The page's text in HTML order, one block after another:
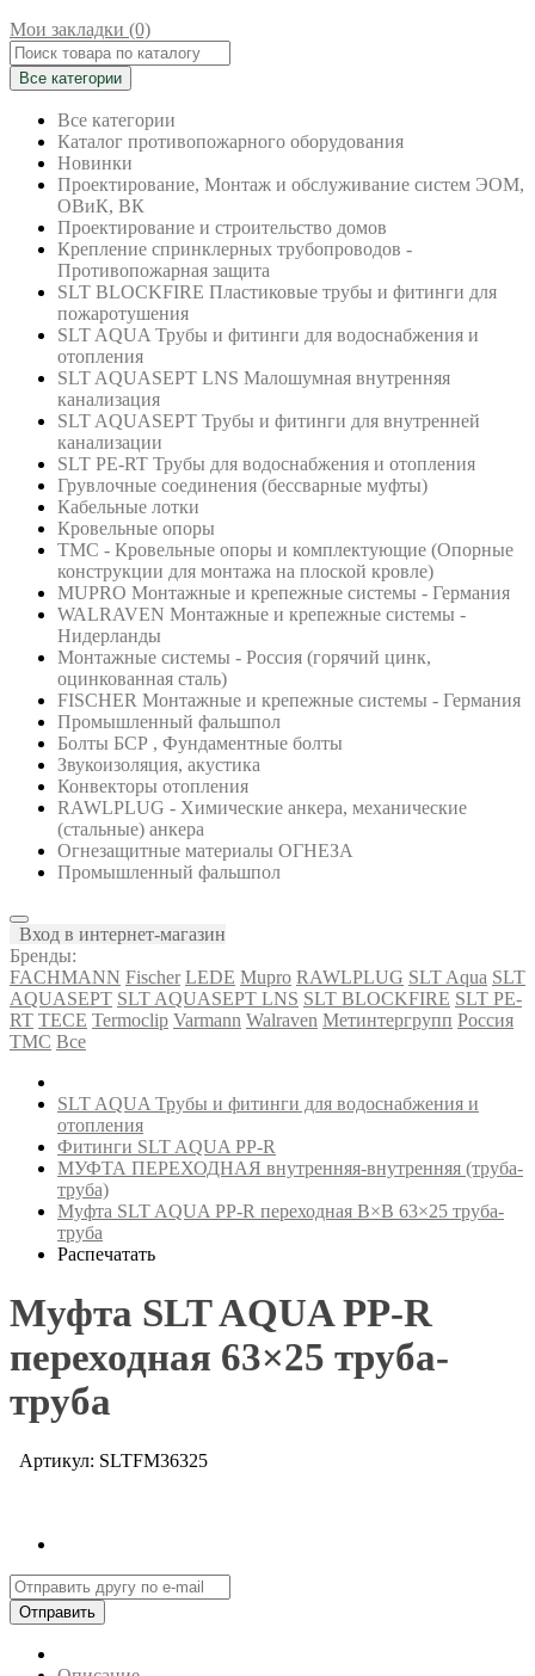
Мои закладки (0)
Все категории
Все категории
Каталог противопожарного оборудования
Новинки
Проектирование, Монтаж и обслуживание систем ЭОМ,
ОВиК, ВК
Проектирование и строительство домов
Крепление спринклерных трубопроводов -
Противопожарная защита
SLT BLOCKFIRE Пластиковые трубы и фитинги для
пожаротушения
SLT AQUA Трубы и фитинги для водоснабжения и
отопления
SLT AQUASEPT LNS Малошумная внутренняя
канализация
SLT AQUASEPT Трубы и фитинги для внутренней
канализации
SLT PE-RT Трубы для водоснабжения и отопления
Грувлочные соединения (бессварные муфты)
Кабельные лотки
Кровельные опоры
ТМС - Кровельные опоры и комплектующие (Опорные
конструкции для монтажа на плоской кровле)
MUPRO Монтажные и крепежные системы - Германия
WALRAVEN Монтажные и крепежные системы -
Нидерланды
Монтажные системы - Россия (горячий цинк,
оцинкованная сталь)
FISCHER Монтажные и крепежные системы - Германия
Промышленный фальшпол
Болты БСР , Фундаментные болты
Звукоизоляция, акустика
Конвекторы отопления
RAWLPLUG - Химические анкера, механические
(стальные) анкера
Огнезащитные материалы ОГНЕЗА
Промышленный фальшпол
Вход в интернет-магазин
Бренды:
FACHMANN Fischer LEDE Mupro RAWLPLUG SLT Aqua SLT
AQUASEPT SLT AQUASEPT LNS SLT BLOCKFIRE SLT PE-
RT TECE Termoclip Varmann Walraven Метинтергрупп Россия
ТМС Все
SLT AQUA Трубы и фитинги для водоснабжения и
отопления
Фитинги SLT AQUA PP-R
МУФТА ПЕРЕХОДНАЯ внутренняя-внутренняя (труба-
труба)
Муфта SLT AQUA PP-R переходная В×В 63×25 труба-
труба
Распечатать
Муфта SLT AQUA PP-R
переходная 63×25 труба-
труба
Артикул: SLTFM36325
Отправить